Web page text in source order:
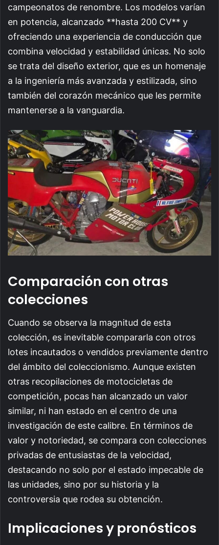
campeonatos de renombre. Los modelos varían
en potencia, alcanzado **hasta 200 CV** y
ofreciendo una experiencia de conducción que
combina velocidad y estabilidad únicas. No solo
se trata del diseño exterior, que es un homenaje
a la ingeniería más avanzada y estilizada, sino
también del corazón mecánico que les permite
mantenerse a la vanguardia.
Comparación con otras
colecciones
Cuando se observa la magnitud de esta
colección, es inevitable compararla con otros
lotes incautados o vendidos previamente dentro
del ámbito del coleccionismo. Aunque existen
otras recopilaciones de motocicletas de
competición, pocas han alcanzado un valor
similar, ni han estado en el centro de una
investigación de este calibre. En términos de
valor y notoriedad, se compara con colecciones
privadas de entusiastas de la velocidad,
destacando no solo por el estado impecable de
las unidades, sino por su historia y la
controversia que rodea su obtención.
Implicaciones y pronósticos